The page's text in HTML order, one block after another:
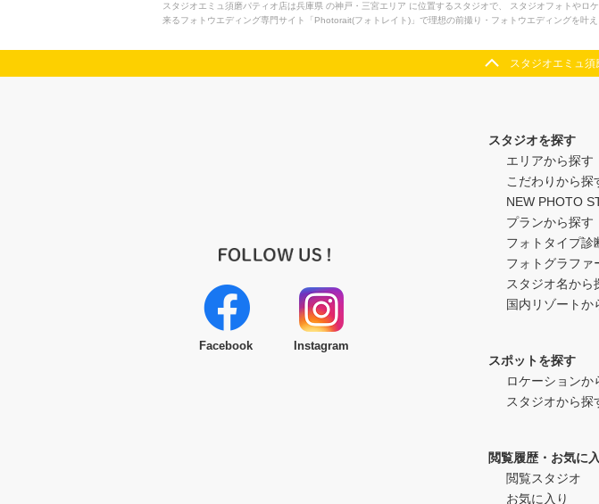
スタジオエミュ須磨パティオ店は兵庫県 の神戸・三宮エリア に位置するスタジオで、 スタジオフォトや
来るフォトウエディング専門サイト「Photorait(フォトレイト)」で理想の前撮り・フォトウエディングを叶え
スタジオエミュ
Facebook Instagram
スタジオを探す
エリアから探す
こだわりから探
NEW PHOTO
プランから探す
フォトタイプ診
フォトグラファ
スタジオ名から
国内リゾートか
スポットを探す
ロケーションか
スタジオから探
閲覧履歴・お気に
閲覧スタジオ
お気に入り